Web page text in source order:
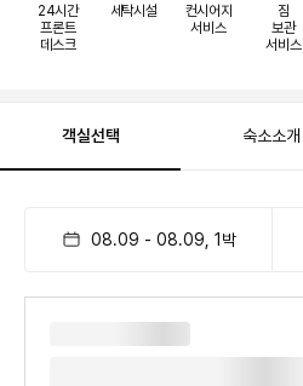
24시간
프론트
데스크
세탁시설
컨시어지
서비스
짐
보관
서비스
객실선택 숙소소개
08.09 - 08.09 1 박